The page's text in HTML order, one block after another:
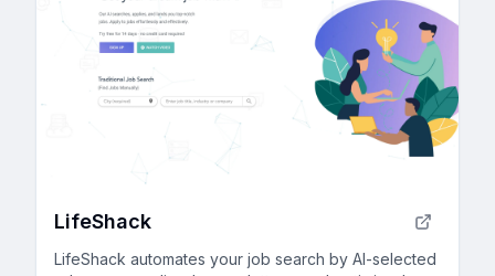
LifeShack
LifeShack automates your job search by AI-selected